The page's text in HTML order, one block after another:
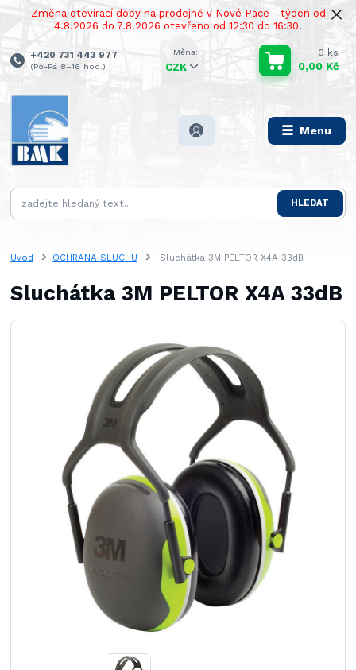
Změna otevírací doby na prodejně v Nové Pace - týden od
4.8.2026 do 7.8.2026 otevřeno od 12:30 do 16:30.
Menu
CZK
HLEDAT
+420 731 443 977
(Po-Pá 8–16 hod.)
0 ks
0,00 Kč
Úvod OCHRANA SLUCHU Sluchátka 3M PELTOR X4A 33dB
Sluchátka 3M PELTOR X4A 33dB